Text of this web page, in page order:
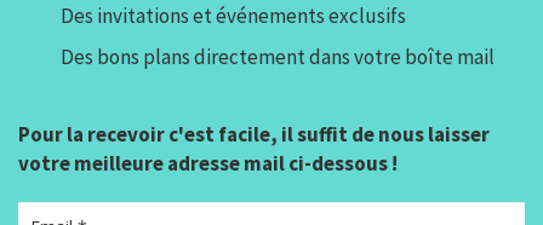
Des invitations et événements exclusifs
Des bons plans directement dans votre boîte mail
Pour la recevoir c'est facile, il suffit de nous laisser
votre meilleure adresse mail ci-dessous !